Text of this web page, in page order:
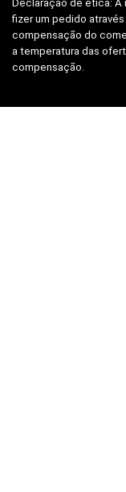
Declaração de ética: A
fizer um pedido
compensação do
a temperatura das
compensação.